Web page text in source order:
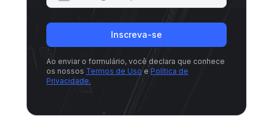
Inscreva-se
Ao enviar o formulário, você declara que conhece
os nossos Termos de Uso e Política de
Privacidade.